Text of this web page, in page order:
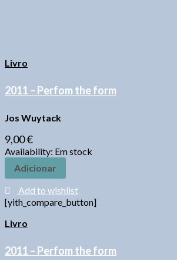
Livro
2011 – Perfom the form
Jos Wuytack
9,00€
Availability: Em stock
Adicionar
Add to wishlist
[yith_compare_button]
Livro
2011 – Perfom the form